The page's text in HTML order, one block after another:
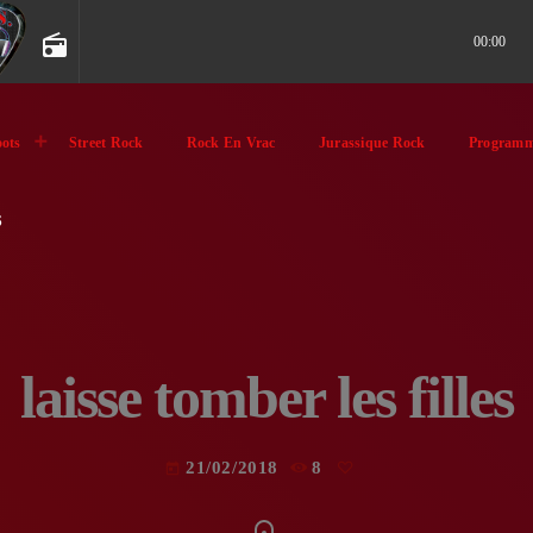
radio 00:00
Street Rock Rock En Vrac Jurassique Rock
laisse tomber les filles
21/02/2018 8